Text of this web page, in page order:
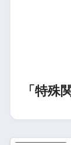
「特殊